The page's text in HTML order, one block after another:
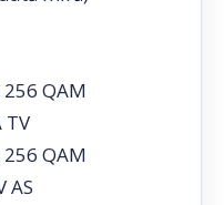
QAM
TV
QAM
AS